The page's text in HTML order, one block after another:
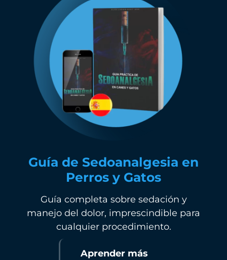
Guía de Sedoanalgesia en
Perros y Gatos
Guía completa sobre sedación y
manejo del dolor, imprescindible para
cualquier procedimiento.
Aprender más